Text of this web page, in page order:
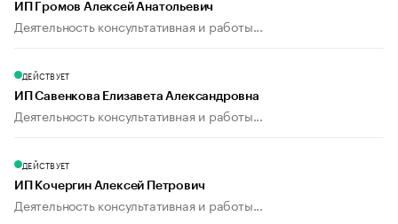
ИП Громов Алексей Анатольевич
Деятельность консультативная и работы...
ДЕЙСТВУЕТ
ИП Савенкова Елизавета Александровна
Деятельность консультативная и работы...
ДЕЙСТВУЕТ
ИП Кочергин Алексей Петрович
Деятельность консультативная и работы...